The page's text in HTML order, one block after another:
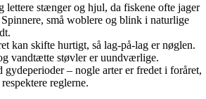
lettere stænger og hjul, da fiskene ofte jager
små woblere og blink i naturlige
kan skifte hurtigt, så lag-på-lag er nøglen.
vandtætte støvler er uundværlige.
gydeperioder – nogle arter er fredet i foråret,
reglerne.